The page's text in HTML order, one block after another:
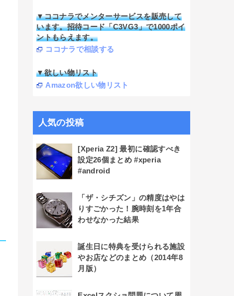
▼ココナラでメンターサービスを販売して
います。招待コード「C3VG3」で1000ポイ
ントもらえます。
ココナラで相談する
▼欲しい物リスト
Amazon欲しい物リスト
人気の投稿
[Xperia Z2] 最初に確認すべき
設定26個まとめ #xperia
#android
「ザ・シチズン」の精度はやは
りすごかった！腕時刻を1年合
わせなかった結果
誕生日に特典を受けられる施設
やお店などのまとめ（2014年8
月版）